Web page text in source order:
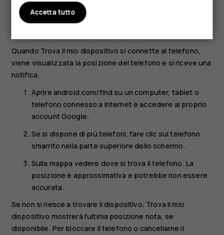
avere la funzionalità Posizione attivata
Quando Trova il mio dispositivo si connette al telefono,
viene visualizzata la posizione del telefono e si riceve una
notifica.
Aprire android.com/find su un computer, tablet o
telefono connesso a Internet e accedere al proprio
account Google.
Se si dispone di più telefoni, fare clic sul telefono
smarrito nella parte superiore dello schermo.
Sulla mappa vedere dove si trova il telefono. La
posizione è approssimativa e potrebbe non essere
accurata.
Se non si riesce a trovare il dispositivo, Trova il mio
dispositivo mostrerà l'ultima posizione nota, se
disponibile. Per bloccare il telefono o cancellarne il
Accetta tutto